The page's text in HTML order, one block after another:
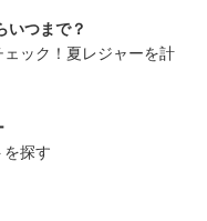
いつまで？
ック！夏レジャーを計
探す